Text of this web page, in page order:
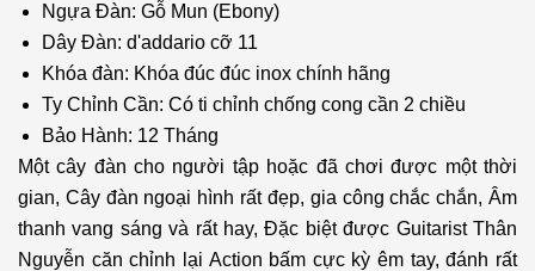
Ngựa Đàn: Gỗ Mun (Ebony)
Dây Đàn: d'addario cỡ 11
Khóa đàn: Khóa đúc đúc inox chính hãng
Ty Chỉnh Cần: Có ti chỉnh chống cong cần 2 chiều
Bảo Hành: 12 Tháng
Một cây đàn cho người tập hoặc đã chơi được một thời
gian, Cây đàn ngoại hình rất đẹp, gia công chắc chắn, Âm
thanh vang sáng và rất hay, Đặc biệt được Guitarist Thân
Nguyễn căn chỉnh lại Action bấm cực kỳ êm tay, đánh rất